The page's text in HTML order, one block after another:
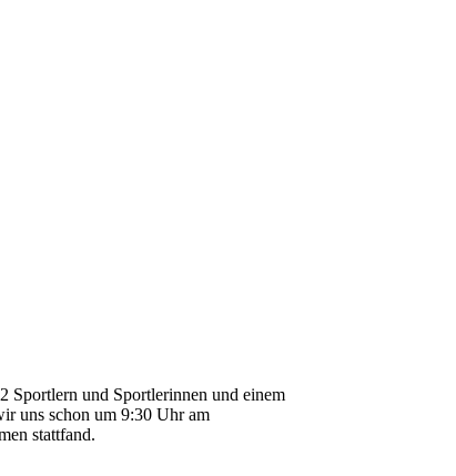
Sportlern und Sportlerinnen und einem
uns schon um 9:30 Uhr am
stattfand.